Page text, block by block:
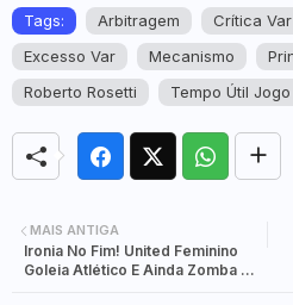
Tags: Arbitragem Crítica Var
Excesso Var
Mecanismo
Roberto Rosetti
Tempo Útil Jogo
MAIS ANTIGA
Ironia No Fim! United Feminino
Goleia Atlético E Ainda Zomba De